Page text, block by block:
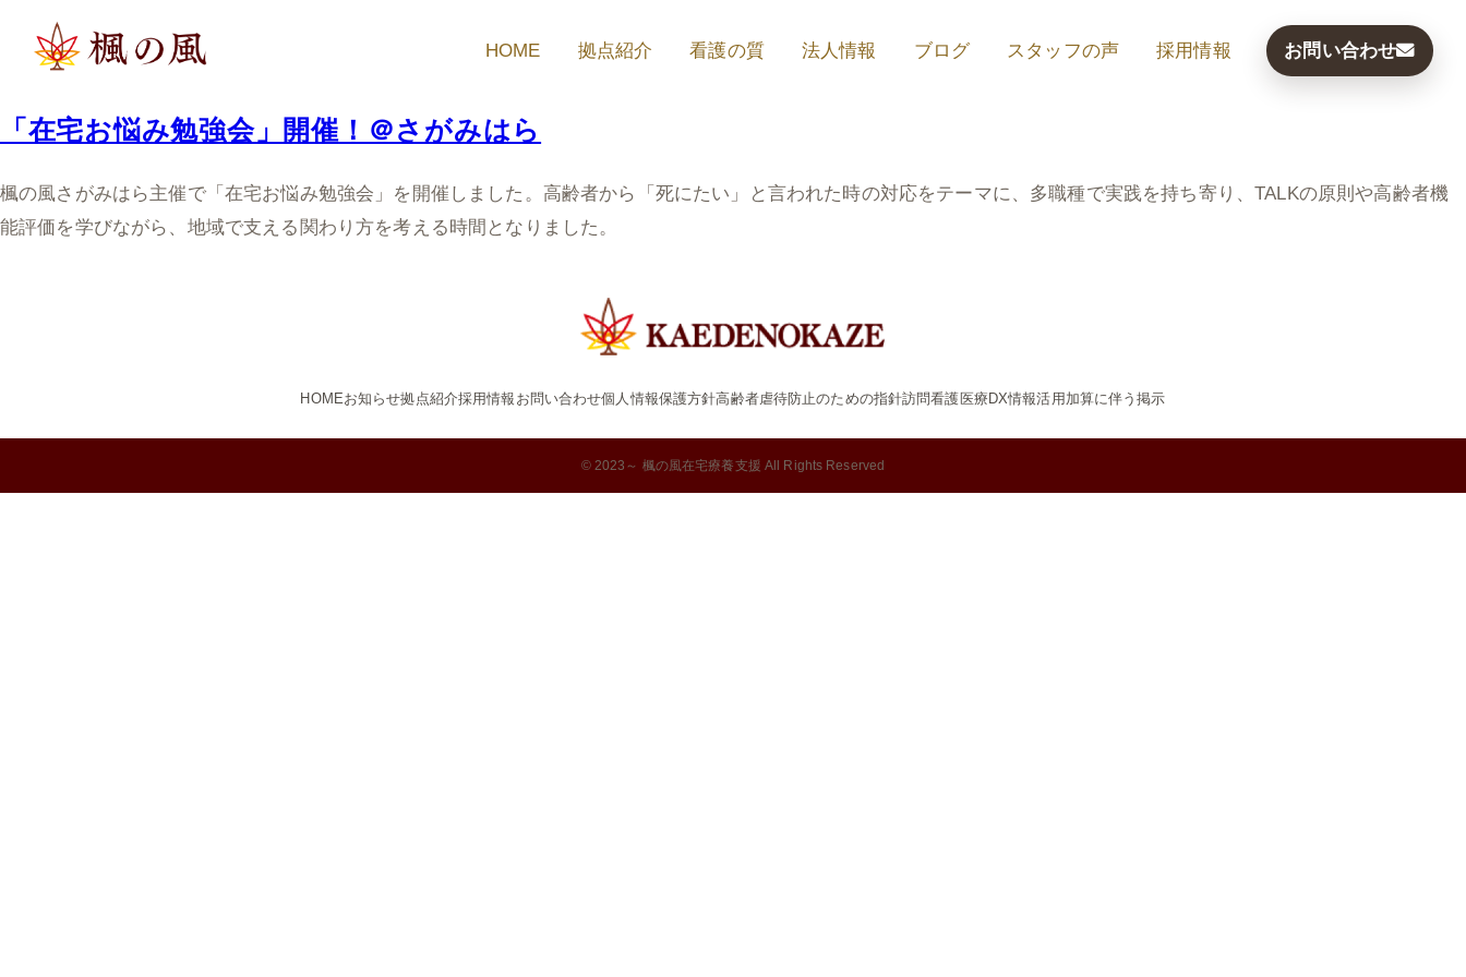
HOME 拠点紹介 看護の質 法人情報 ブログ スタッフの声 採用情報 お問い合わせ
「在宅お悩み勉強会」開催！＠さがみはら
楓の風さがみはら主催で「在宅お悩み勉強会」を開催しました。高齢者から「死にたい」と言われた時の対応をテーマに、多職種で実践を持ち寄り、TALKの原則や高齢者機
能評価を学びながら、地域で支える関わり方を考える時間となりました。
HOMEお知らせ拠点紹介採用情報 お問い合わせ個人情報保護方針高齢者虐待防止のための指針訪問看護医療DX情報活用加算に伴う掲示
© 2023～ 楓の風在宅療養支援 All Rights Reserved